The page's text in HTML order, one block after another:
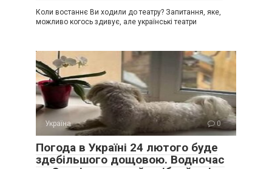
Коли востаннє Ви ходили до театру? Запитання, яке,
можливо когось здивує, але українські театри
Україна 0
Погода в Україні 24 лютого буде
здебільшого дощовою. Водночас